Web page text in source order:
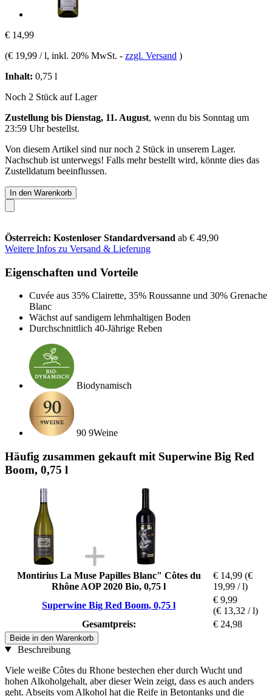
€ 14,99
(€ 19,99 / l, inkl. 20% MwSt. - zzgl. Versand )
Inhalt: 0,75 l
Noch 2 Stück auf Lager
Zustellung bis Dienstag, 11. August, wenn du bis Sonntag um
23:59 Uhrbestellst.
Von diesem Artikel sind nur noch 2 Stück in unserem Lager.
Nachschub ist unterwegs! Falls mehr bestellt wird, könnte dies das
Zustelldatum beeinflussen.
In den Warenkorb
Österreich: Kostenloser Standardversand ab € 49,90
Weitere Infos zu Versand & Lieferung
Eigenschaften und Vorteile
Cuvée aus 35% Clairette, 35% Roussanne und 30% Grenache
Blanc
Wächst auf sandigem lehmhaltigen Boden
Durchschnittlich 40-Jährige Reben
Biodynamisch
90 9Weine
Häufig zusammen gekauft mit Superwine Big Red
Boom, 0,75 l
Montirius La Muse Papilles Blanc" Côtes du
Rhône AOP 2020 Bio, 0,75 l
€ 14,99 (€
19,99 / l)
Superwine Big Red Boom, 0,75 l
€ 9,99
(€ 13,32 / l)
Gesamtpreis:
€ 24,98
Beide in den Warenkorb
Beschreibung
Viele weiße Côtes du Rhone bestechen eher durch Wucht und
hohen Alkoholgehalt, aber dieser Wein zeigt, dass es auch anders
geht. Abseits vom Alkohol hat die Reife in Betontanks und die